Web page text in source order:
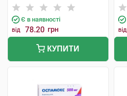
Є в наявності
від 78.20 грн
КУПИТИ
від